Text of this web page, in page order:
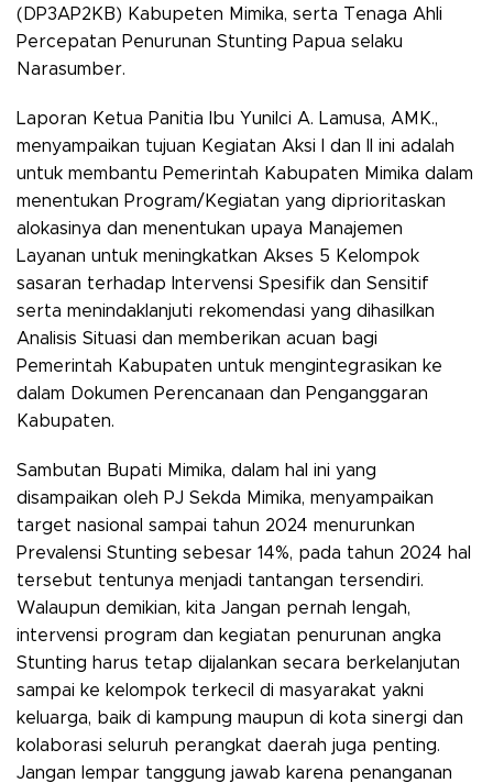
(DP3AP2KB) Kabupeten Mimika, serta Tenaga Ahli
Percepatan Penurunan Stunting Papua selaku
Narasumber.
Laporan Ketua Panitia Ibu Yunilci A. Lamusa, AMK.,
menyampaikan tujuan Kegiatan Aksi I dan II ini adalah
untuk membantu Pemerintah Kabupaten Mimika dalam
menentukan Program/Kegiatan yang diprioritaskan
alokasinya dan menentukan upaya Manajemen
Layanan untuk meningkatkan Akses 5 Kelompok
sasaran terhadap Intervensi Spesifik dan Sensitif
serta menindaklanjuti rekomendasi yang dihasilkan
Analisis Situasi dan memberikan acuan bagi
Pemerintah Kabupaten untuk mengintegrasikan ke
dalam Dokumen Perencanaan dan Penganggaran
Kabupaten.
Sambutan Bupati Mimika, dalam hal ini yang
disampaikan oleh PJ Sekda Mimika, menyampaikan
target nasional sampai tahun 2024 menurunkan
Prevalensi Stunting sebesar 14%, pada tahun 2024 hal
tersebut tentunya menjadi tantangan tersendiri.
Walaupun demikian, kita Jangan pernah lengah,
intervensi program dan kegiatan penurunan angka
Stunting harus tetap dijalankan secara berkelanjutan
sampai ke kelompok terkecil di masyarakat yakni
keluarga, baik di kampung maupun di kota sinergi dan
kolaborasi seluruh perangkat daerah juga penting.
Jangan lempar tanggung jawab karena penanganan